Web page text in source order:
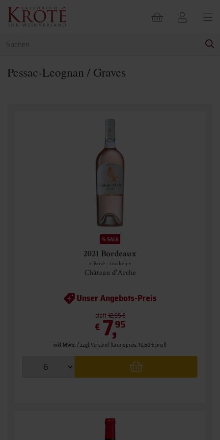
Pessac-Leognan / Graves
2021 Bordeaux
» Rosé - trocken «
Château d'Arche
Unser Angebots-Preis
statt12,95 €
€ 7,95
inkl. MwSt. / zzgl.Versand (Grundpreis: 10,60 € pro l)